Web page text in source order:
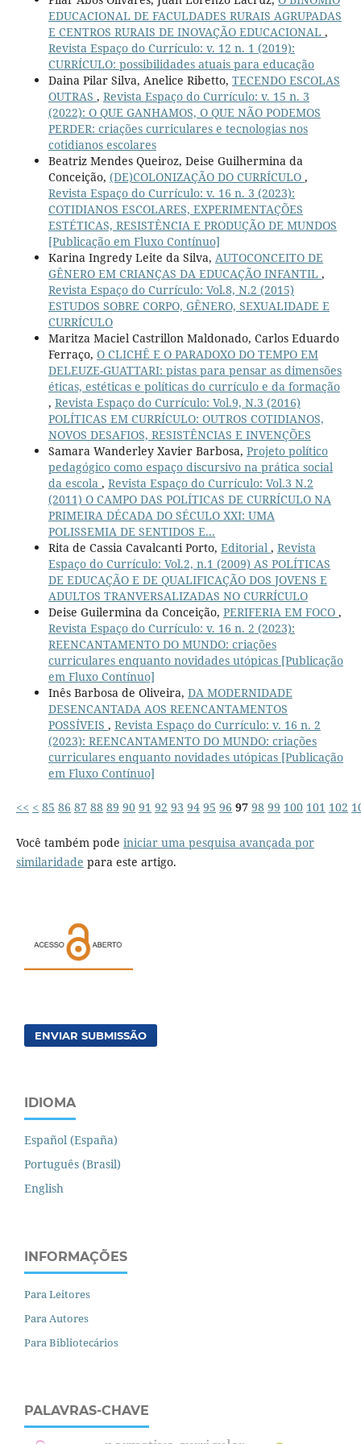
EDUCACIONAL DE FACULDADES RURAIS AGRUPADAS
E CENTROS RURAIS DE INOVAÇÃO EDUCACIONAL ,
Revista Espaço do Currículo: v. 12 n. 1 (2019):
CURRÍCULO: possibilidades atuais para educação
Daina Pilar Silva, Anelice Ribetto, TECENDO ESCOLAS
OUTRAS , Revista Espaço do Currículo: v. 15 n. 3
(2022): O QUE GANHAMOS, O QUE NÃO PODEMOS
PERDER: criações curriculares e tecnologias nos
cotidianos escolares
Beatriz Mendes Queiroz, Deise Guilhermina da
Conceição, (DE)COLONIZAÇÃO DO CURRÍCULO ,
Revista Espaço do Currículo: v. 16 n. 3 (2023):
COTIDIANOS ESCOLARES, EXPERIMENTAÇÕES
ESTÉTICAS, RESISTÊNCIA E PRODUÇÃO DE MUNDOS
[Publicação em Fluxo Contínuo]
Karina Ingredy Leite da Silva, AUTOCONCEITO DE
GÊNERO EM CRIANÇAS DA EDUCAÇÃO INFANTIL ,
Revista Espaço do Currículo: Vol.8, N.2 (2015)
ESTUDOS SOBRE CORPO, GÊNERO, SEXUALIDADE E
CURRÍCULO
Maritza Maciel Castrillon Maldonado, Carlos Eduardo
Ferraço, O CLICHÊ E O PARADOXO DO TEMPO EM
DELEUZE-GUATTARI: pistas para pensar as dimensões
éticas, estéticas e políticas do currículo e da formação
, Revista Espaço do Currículo: Vol.9, N.3 (2016)
POLÍTICAS EM CURRÍCULO: OUTROS COTIDIANOS,
NOVOS DESAFIOS, RESISTÊNCIAS E INVENÇÕES
Samara Wanderley Xavier Barbosa, Projeto político
pedagógico como espaço discursivo na prática social
da escola , Revista Espaço do Currículo: Vol.3 N.2
(2011) O CAMPO DAS POLÍTICAS DE CURRÍCULO NA
PRIMEIRA DÉCADA DO SÉCULO XXI: UMA
POLISSEMIA DE SENTIDOS E...
Rita de Cassia Cavalcanti Porto, Editorial , Revista
Espaço do Currículo: Vol.2, n.1 (2009) AS POLÍTICAS
DE EDUCAÇÃO E DE QUALIFICAÇÃO DOS JOVENS E
ADULTOS TRANVERSALIZADAS NO CURRÍCULO
Deise Guilermina da Conceição, PERIFERIA EM FOCO ,
Revista Espaço do Currículo: v. 16 n. 2 (2023):
REENCANTAMENTO DO MUNDO: criações
curriculares enquanto novidades utópicas [Publicação
em Fluxo Contínuo]
Inês Barbosa de Oliveira, DA MODERNIDADE
DESENCANTADA AOS REENCANTAMENTOS
POSSÍVEIS , Revista Espaço do Currículo: v. 16 n. 2
(2023): REENCANTAMENTO DO MUNDO: criações
curriculares enquanto novidades utópicas [Publicação
em Fluxo Contínuo]
<< < 85 86 87 88 89 90 91 92 93 94 95 96 97 98 99 100 101 102
Você também pode iniciar uma pesquisa avançada por
similaridade para este artigo.
ENVIAR SUBMISSÃO
IDIOMA
Español (España)
Português (Brasil)
English
INFORMAÇÕES
Para Leitores
Para Autores
Para Bibliotecários
PALAVRAS-CHAVE